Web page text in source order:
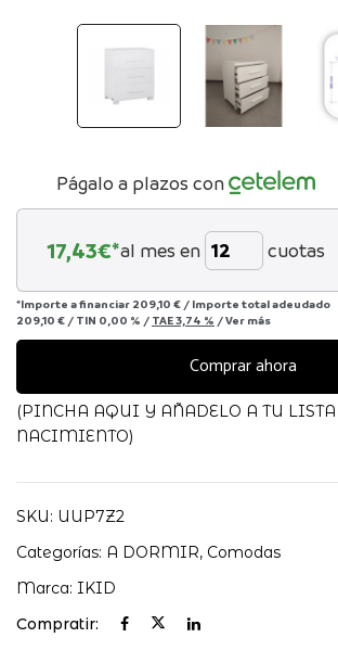
Págalo a plazos con
17,43€*al mes en cuotas
*Importe a financiar 209,10 € / Importe total adeudado
209,10 € / TIN 0,00 % / TAE3,74 % /Ver más
Comprar ahora
(PINCHA AQUI Y AÑADELO A TU LISTA
NACIMIENTO)
SKU: UUP7Z2
Categorías: A DORMIR, Comodas
Marca: IKID
Compratir: